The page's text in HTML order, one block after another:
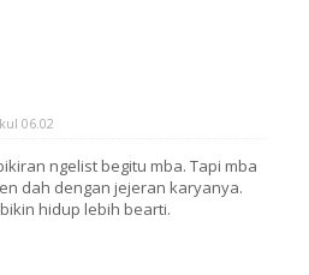
06.02
ngelist begitu mba. Tapi mba
dah dengan jejeran karyanya.
hidup lebih bearti.